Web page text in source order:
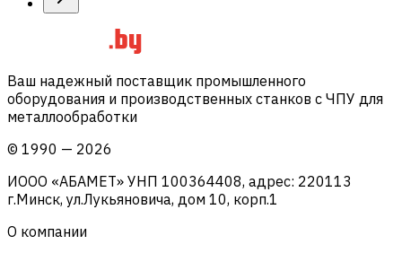
Ваш надежный поставщик промышленного
оборудования и производственных станков с ЧПУ для
металлообработки
© 1990 — 2026
ИООО «АБАМЕТ» УНП 100364408, адрес: 220113
г.Минск, ул.Лукьяновича, дом 10, корп.1
О компании